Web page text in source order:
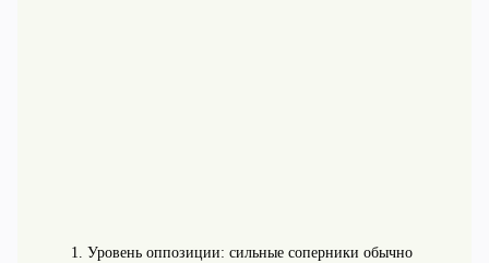
Уровень оппозиции: сильные соперники обычно